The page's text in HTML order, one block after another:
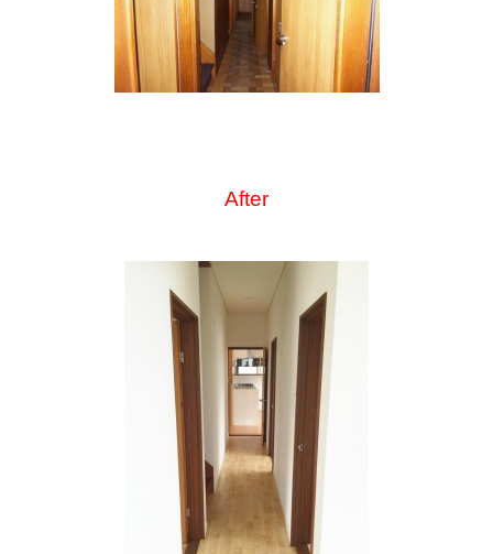
After